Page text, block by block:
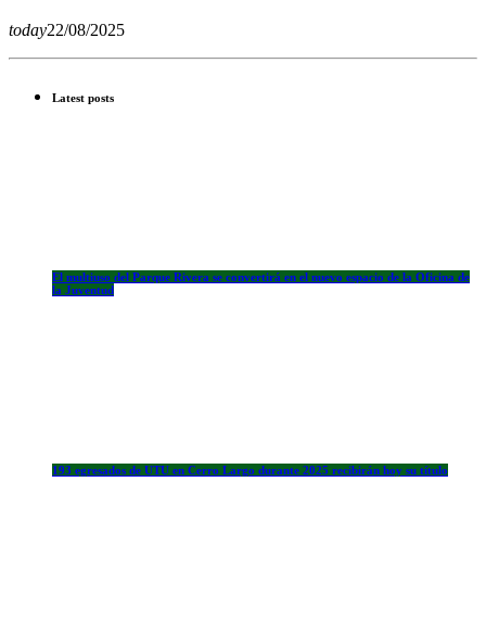
today22/08/2025
Latest posts
El multiuso del Parque Rivera se convertirá en el nuevo espacio de la Oficina de
la Juventud
193 egresados de UTU en Cerro Largo durante 2025 recibirán hoy su título